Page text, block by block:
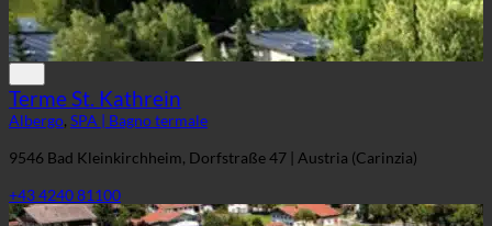
Terme St. Kathrein
Albergo, SPA | Bagno termale
9546 Bad Kleinkirchheim, Dorfstraße 47 | Austria (Carinzia)
+43 4240 81100